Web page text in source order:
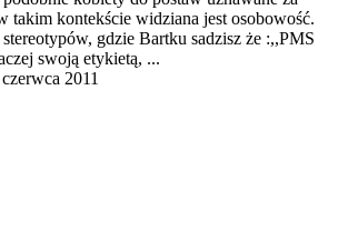
takim kontekście widziana jest osobowość.
gdzie Bartku sadzisz że :,,PMS
swoją etykietą, ...
2011